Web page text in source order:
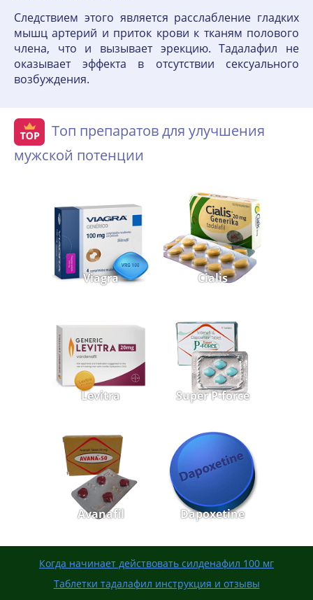
Следствием этого является расслабление гладких
мышц артерий и приток крови к тканям полового
члена, что и вызывает эрекцию. Тадалафил не
оказывает эффекта в отсутствии сексуального
возбуждения.
Топ препаратов для улучшения
мужской потенции
Viagra Cialis
Levitra Super P-force
Avanafil Dapoxetine
Когда начинает действовать силденафил 100 мг
Таблетки тадалафил инструкция и отзывы